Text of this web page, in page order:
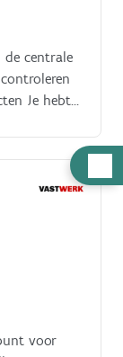
de centrale
Je hebt
&
het
te
het
en
Je
voor